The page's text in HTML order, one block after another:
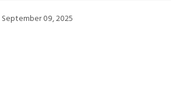
September 09, 2025